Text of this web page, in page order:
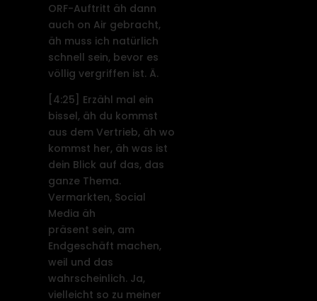
ORF-Auftritt äh dann
auch on Air gebracht,
äh muss ich natürlich
schnell sein, bevor es
völlig vergriffen ist. Ä.
[4:25]
Erzähl mal ein
bissel, äh du kommst
aus dem Vertrieb, äh wo
kommst her, äh was ist
dein Blick auf das, das
ganze Thema.
Vermarkten, Social
Media äh
präsent sein, am
Endgeschäft machen,
weil und das
wahrscheinlich. Ja,
vielleicht so zu meiner